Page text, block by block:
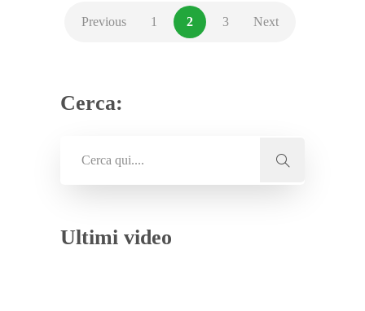
Previous 1 2 3 Next
Cerca:
Ultimi video